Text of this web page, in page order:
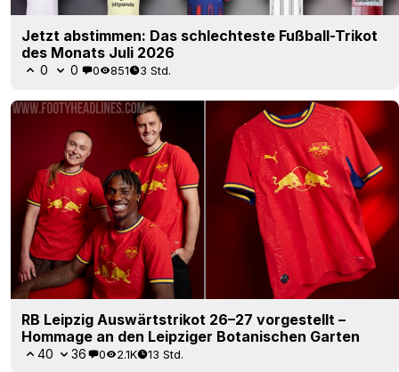
Jetzt abstimmen: Das schlechteste Fußball-Trikot
des Monats Juli 2026
0 0 0 851 3 Std.
RB Leipzig Auswärtstrikot 26–27 vorgestellt –
Hommage an den Leipziger Botanischen Garten
40 36 0 2.1K 13 Std.